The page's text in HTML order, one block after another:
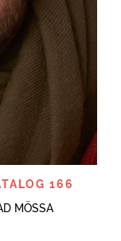
166
MÖSSA